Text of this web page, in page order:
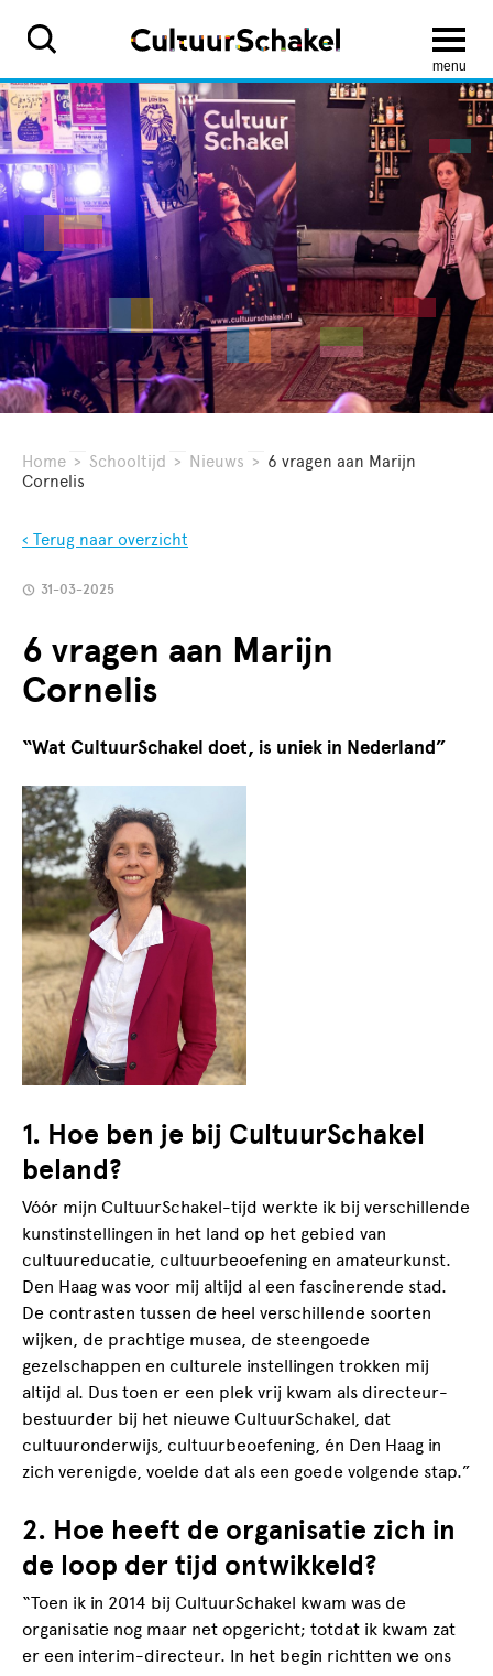
menu
Home > Schooltijd > Nieuws > 6 vragen aan Marijn
Cornelis
‹ Terug naar overzicht
31-03-2025
6 vragen aan Marijn
Cornelis
“Wat CultuurSchakel doet, is uniek in Nederland”
1. Hoe ben je bij CultuurSchakel
beland?
Vóór mijn CultuurSchakel-tijd werkte ik bij verschillende
kunstinstellingen in het land op het gebied van
cultuureducatie, cultuurbeoefening en amateurkunst.
Den Haag was voor mij altijd al een fascinerende stad.
De contrasten tussen de heel verschillende soorten
wijken, de prachtige musea, de steengoede
gezelschappen en culturele instellingen trokken mij
altijd al. Dus toen er een plek vrij kwam als directeur-
bestuurder bij het nieuwe CultuurSchakel, dat
cultuuronderwijs, cultuurbeoefening, én Den Haag in
zich verenigde, voelde dat als een goede volgende stap.”
2. Hoe heeft de organisatie zich in
de loop der tijd ontwikkeld?
“Toen ik in 2014 bij CultuurSchakel kwam was de
organisatie nog maar net opgericht; totdat ik kwam zat
er een interim-directeur. In het begin richtten we ons